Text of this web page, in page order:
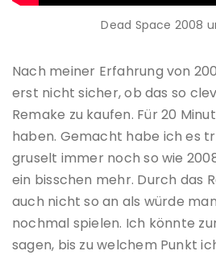
Dead Space 2008
Nach meiner Erfahrung von
erst nicht sicher, ob das so
Remake zu kaufen. Für 20
haben. Gemacht habe ich es
gruselt immer noch so wie
ein bisschen mehr. Durch das
auch nicht so an als würde
nochmal spielen. Ich könnte
sagen, bis zu welchem Punkt